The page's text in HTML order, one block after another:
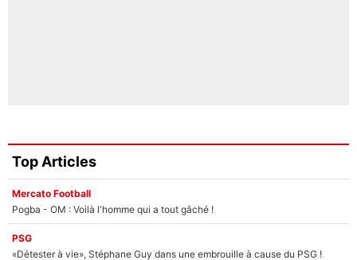
Top Articles
Mercato Football
Pogba - OM : Voilà l'homme qui a tout gâché !
PSG
«Détester à vie», Stéphane Guy dans une embrouille à cause du PSG !